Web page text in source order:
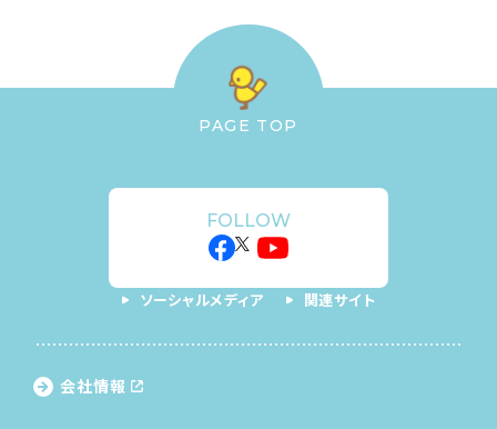
PAGE TOP
FOLLOW
ソーシャルメディア 関連サイト
会社情報